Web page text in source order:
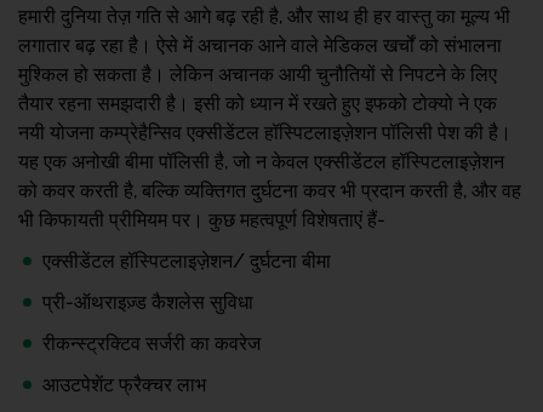
हमारी दुनिया तेज़ गति से आगे बढ़ रही है, और साथ ही हर वास्तु का मूल्य भी
लगातार बढ़ रहा है। ऐसे में अचानक आने वाले मेडिकल खर्चों को संभालना
मुश्किल हो सकता है। लेकिन अचानक आयी चुनौतियों से निपटने के लिए
तैयार रहना समझदारी है। इसी को ध्यान में रखते हुए इफको टोक्यो ने एक
नयी योजना कम्प्रेहैन्सिव एक्सीडेंटल हॉस्पिटलाइज़ेशन पॉलिसी पेश की है।
यह एक अनोखी बीमा पॉलिसी है, जो न केवल एक्सीडेंटल हॉस्पिटलाइज़ेशन
को कवर करती है, बल्कि व्यक्तिगत दुर्घटना कवर भी प्रदान करती है, और वह
भी किफायती प्रीमियम पर। कुछ महत्वपूर्ण विशेषताएं हैं-
एक्सीडेंटल हॉस्पिटलाइज़ेशन/ दुर्घटना बीमा
प्री-ऑथराइज़्ड कैशलेस सुविधा
रीकन्स्ट्रक्टिव सर्जरी का कवरेज
आउटपेशेंट फ्रैक्चर लाभ